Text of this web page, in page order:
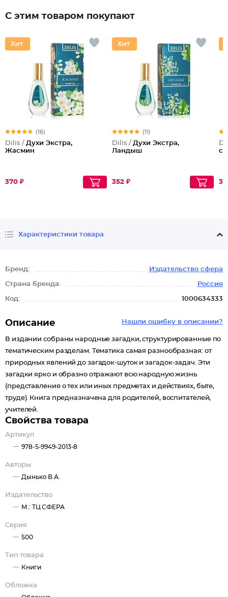
С этим товаром покупают
(16)
Dilis / Духи Экстра,
Жасмин
370 ₽
(11)
Dilis / Духи Экстра,
Ландыш
352 ₽
Характеристики товара
Бренд: Издательство сфера
Страна бренда: Россия
Код: 1000634333
Нашли ошибку в описании?
Описание
В издании собраны народные загадки, структурированные по
тематическим разделам. Тематика самая разнообразная: от
природных явлений до загадок-шуток и загадок-задач. Эти
загадки ярко и образно отражают всю народную жизнь
(представления о тех или иных предметах и действиях, быте,
труде). Книга предназначена для родителей, воспитателей,
учителей.
Свойства товара
Артикул
978-5-9949-2013-8
Авторы
Дынько В.А.
Издательство
М.: ТЦ СФЕРА
Серия
500
Тип товара
Книги
Обложка